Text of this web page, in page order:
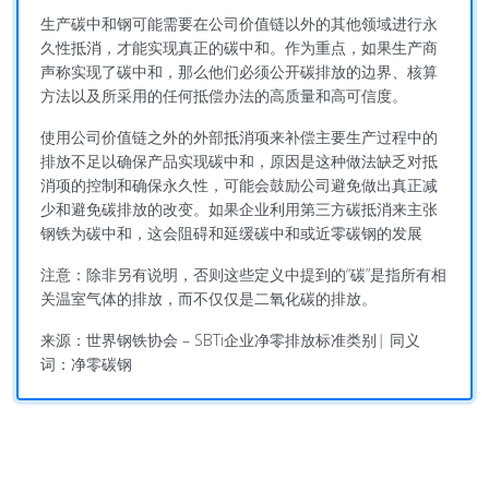
生产碳中和钢可能需要在公司价值链以外的其他领域进行永
久性抵消，才能实现真正的碳中和。作为重点，如果生产商
声称实现了碳中和，那么他们必须公开碳排放的边界、核算
方法以及所采用的任何抵偿办法的高质量和高可信度。
使用公司价值链之外的外部抵消项来补偿主要生产过程中的
排放不足以确保产品实现碳中和，原因是这种做法缺乏对抵
消项的控制和确保永久性，可能会鼓励公司避免做出真正减
少和避免碳排放的改变。如果企业利用第三方碳抵消来主张
钢铁为碳中和，这会阻碍和延缓碳中和或近零碳钢的发展
注意：除非另有说明，否则这些定义中提到的“碳”是指所有相
关温室气体的排放，而不仅仅是二氧化碳的排放。
来源：世界钢铁协会 – SBTi企业净零排放标准类别 | 同义
词：净零碳钢